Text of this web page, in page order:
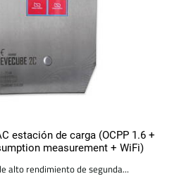
estación de carga (OCPP 1.6 +
measurement + WiFi)
alto rendimiento de segunda...